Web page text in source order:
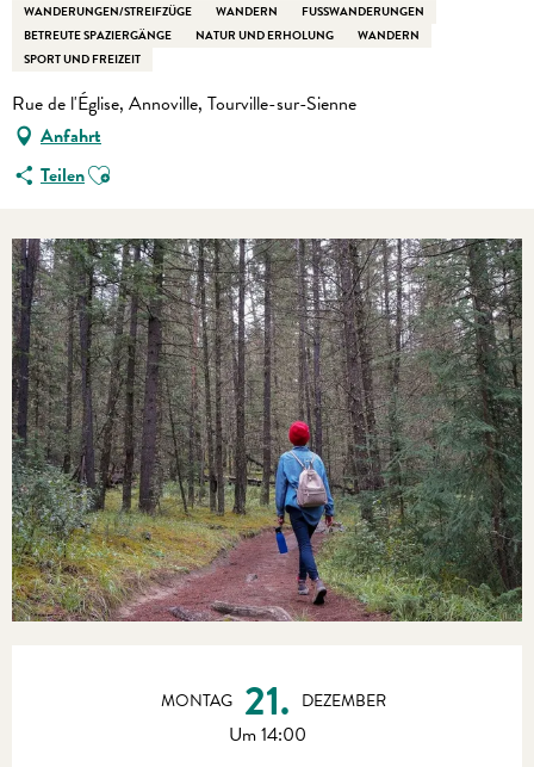
WANDERUNGEN/STREIFZÜGE WANDERN
FUSSWANDERUNGEN
BETREUTE SPAZIERGÄNGE
NATUR UND ERHOLUNG
WANDERN
SPORT UND FREIZEIT
Rue de l'Église, Annoville, Tourville-sur-Sienne
Anfahrt
TeilenAjouter aux favoris
MONTAG 21. DEZEMBER
Um 14:00